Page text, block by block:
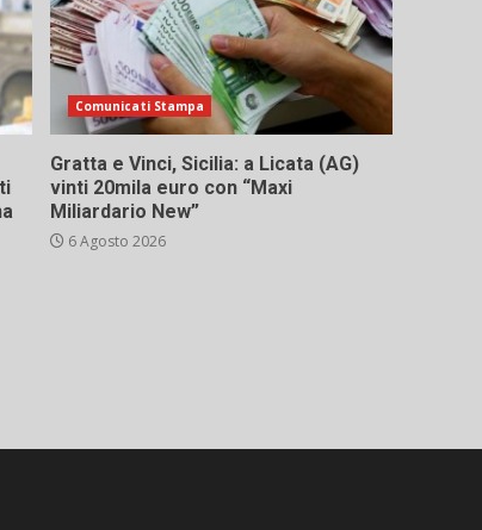
Comunicati Stampa
Gratta e Vinci, Sicilia: a Licata (AG)
vinti 20mila euro con “Maxi
Miliardario New”
6 Agosto 2026